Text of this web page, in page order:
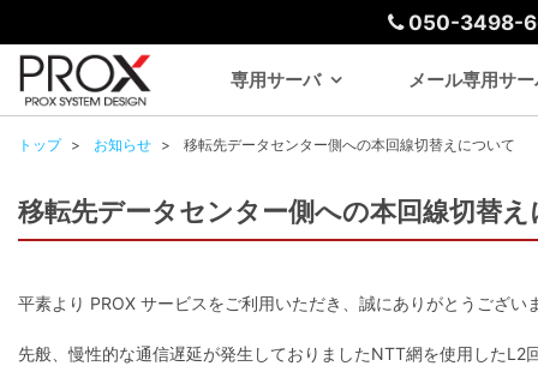
専用サーバ メール専用サ
050-3498-
トップ お知らせ 移転先データセンター側への本回線切替えについて
移転先データセンター側への本回線切替
平素より PROX サービスをご利用いただき、誠にありがとうござい
先般、慢性的な通信遅延が発生しておりましたNTT網を使用したL2